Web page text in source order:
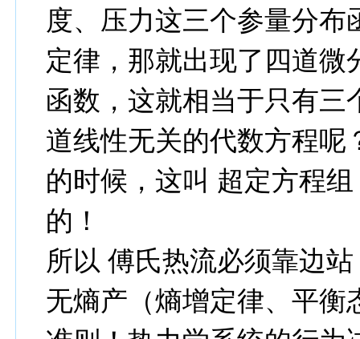
度、压力这三个参量分
定律，那就出现了四道微
函数，这就相当于只有三
道线性无关的代数方程呢
的时候，这叫 超定方程
的！
所以 傅氏热流必须靠边站
无熵产（熵增定律、平衡